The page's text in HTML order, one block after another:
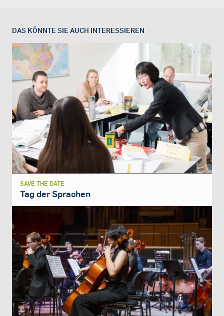
DAS KÖNNTE SIE AUCH INTERESSIEREN
SAVE THE DATE
Tag der Sprachen